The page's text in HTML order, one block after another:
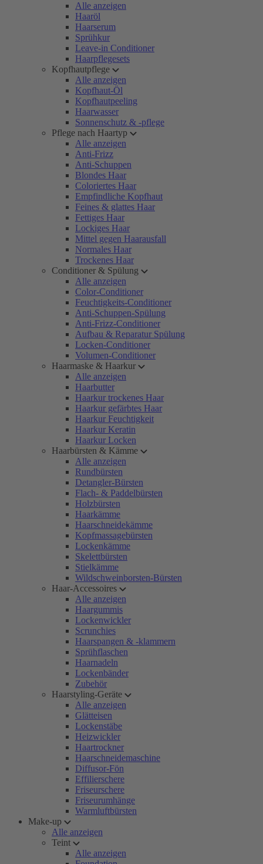
Alle anzeigen
Haaröl
Haarserum
Sprühkur
Leave-in Conditioner
Haarpflegesets
Kopfhautpflege
Alle anzeigen
Kopfhaut-Öl
Kopfhautpeeling
Haarwasser
Sonnenschutz & -pflege
Pflege nach Haartyp
Alle anzeigen
Anti-Frizz
Anti-Schuppen
Blondes Haar
Coloriertes Haar
Empfindliche Kopfhaut
Feines & glattes Haar
Fettiges Haar
Lockiges Haar
Mittel gegen Haarausfall
Normales Haar
Trockenes Haar
Conditioner & Spülung
Alle anzeigen
Color-Conditioner
Feuchtigkeits-Conditioner
Anti-Schuppen-Spülung
Anti-Frizz-Conditioner
Aufbau & Reparatur Spülung
Locken-Conditioner
Volumen-Conditioner
Haarmaske & Haarkur
Alle anzeigen
Haarbutter
Haarkur trockenes Haar
Haarkur gefärbtes Haar
Haarkur Feuchtigkeit
Haarkur Keratin
Haarkur Locken
Haarbürsten & Kämme
Alle anzeigen
Rundbürsten
Detangler-Bürsten
Flach- & Paddelbürsten
Holzbürsten
Haarkämme
Haarschneidekämme
Kopfmassagebürsten
Lockenkämme
Skelettbürsten
Stielkämme
Wildschweinborsten-Bürsten
Haar-Accessoires
Alle anzeigen
Haargummis
Lockenwickler
Scrunchies
Haarspangen & -klammern
Sprühflaschen
Haarnadeln
Lockenbänder
Zubehör
Haarstyling-Geräte
Alle anzeigen
Glätteisen
Lockenstäbe
Heizwickler
Haartrockner
Haarschneidemaschine
Diffusor-Fön
Effilierschere
Friseurschere
Friseurumhänge
Warmluftbürsten
Make-up
Alle anzeigen
Teint
Alle anzeigen